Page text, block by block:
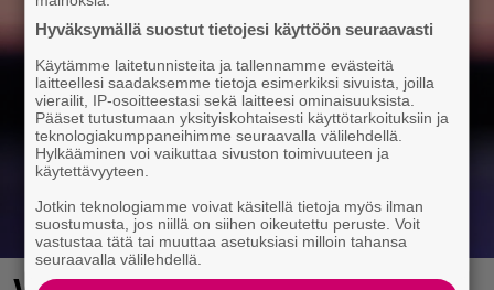
Hyväksymällä suostut tietojesi käyttöön seuraavasti
Käytämme laitetunnisteita ja tallennamme evästeitä
laitteellesi saadaksemme tietoja esimerkiksi sivuista, joilla
vierailit, IP-osoitteestasi sekä laitteesi ominaisuuksista.
Pääset tutustumaan yksityiskohtaisesti käyttötarkoituksiin ja
teknologiakumppaneihimme seuraavalla välilehdellä.
Hylkääminen voi vaikuttaa sivuston toimivuuteen ja
käytettävyyteen.
Jotkin teknologiamme voivat käsitellä tietoja myös ilman
suostumusta, jos niillä on siihen oikeutettu peruste. Voit
vastustaa tätä tai muuttaa asetuksiasi milloin tahansa
seuraavalla välilehdellä.